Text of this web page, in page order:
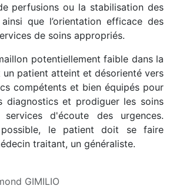
perfusions ou la stabilisation des
que l’orientation efficace des
de soins appropriés.
potentiellement faible dans la
un patient atteint et désorienté vers
compétents et bien équipés pour
diagnostics et prodiguer les soins
d'écoute des urgences.
le patient doit se faire
traitant, un généraliste.
GIMILIO